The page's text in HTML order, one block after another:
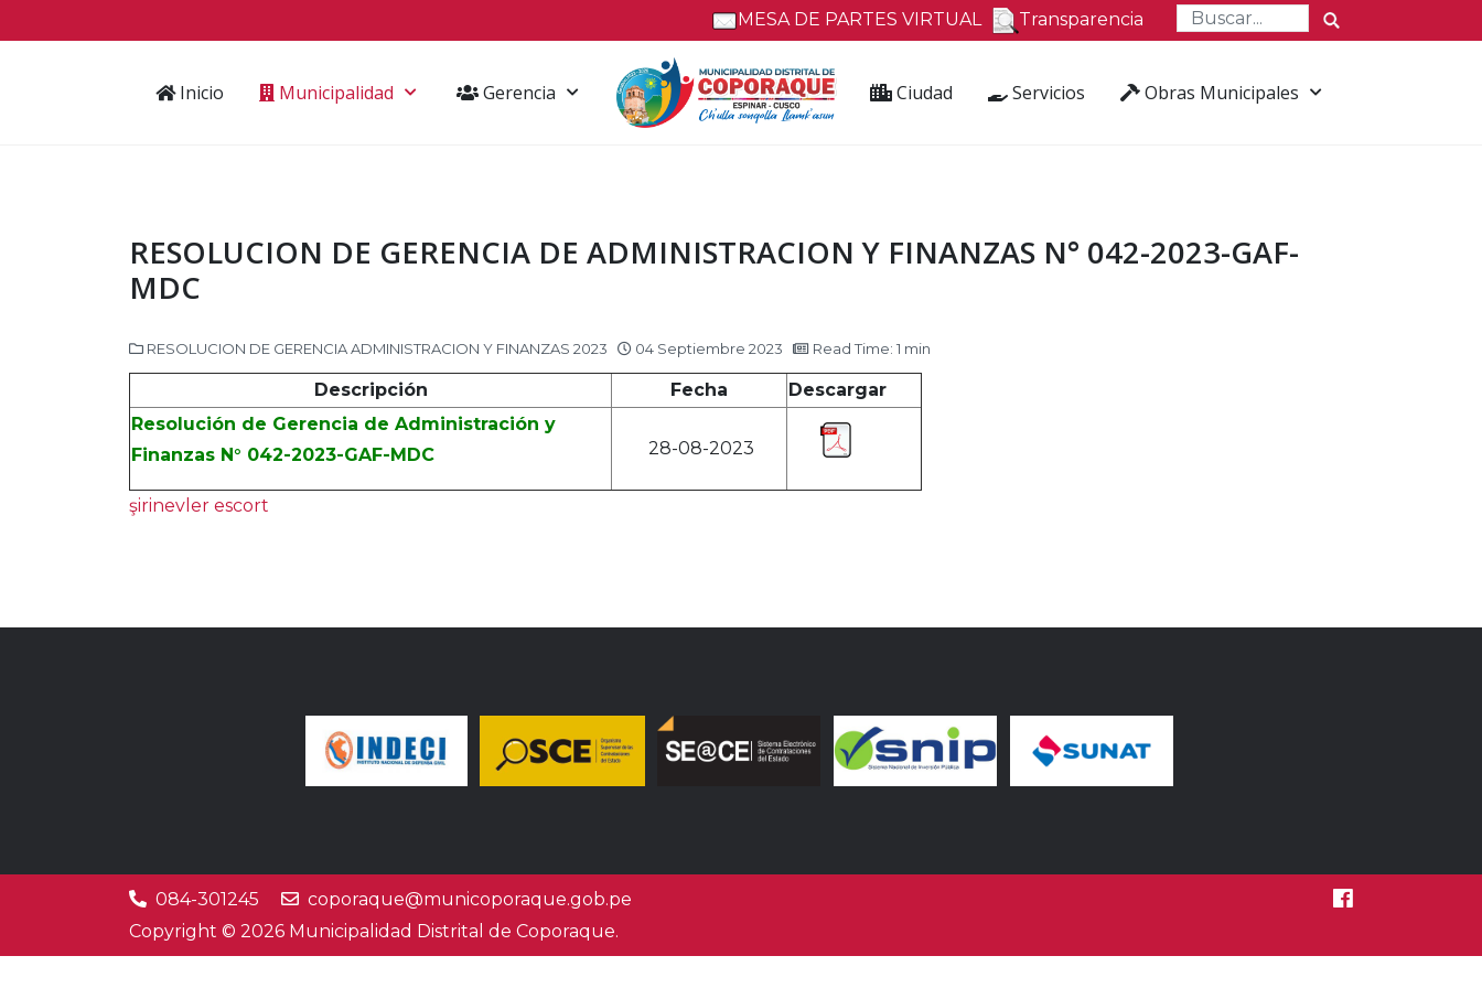
MESA DE PARTES VIRTUAL Transparencia
Inicio Municipalidad Gerencia Ciudad Servicios Obras Municipales
RESOLUCION DE GERENCIA DE ADMINISTRACION Y FINANZAS N° 042-2023-GAF-
MDC
RESOLUCION DE GERENCIA ADMINISTRACION Y FINANZAS 2023 04 Septiembre 2023 Read Time: 1 min
Descripción Fecha
Descargar
Resolución de Gerencia de Administración y
Finanzas N° 042-2023-GAF-MDC
28-08-2023
şirinevler escort
084-301245
coporaque@municoporaque.gob.pe
Copyright © 2026 Municipalidad Distrital de Coporaque.